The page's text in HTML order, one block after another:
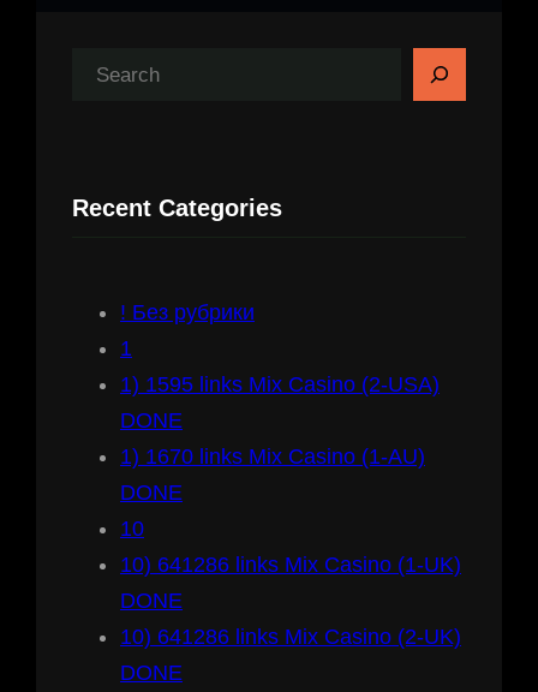
c
Recent Categories
! Без рубрики
1
1) 1595 links Mix Casino (2-USA)
DONE
1) 1670 links Mix Casino (1-AU)
DONE
10
10) 641286 links Mix Casino (1-UK)
DONE
10) 641286 links Mix Casino (2-UK)
DONE